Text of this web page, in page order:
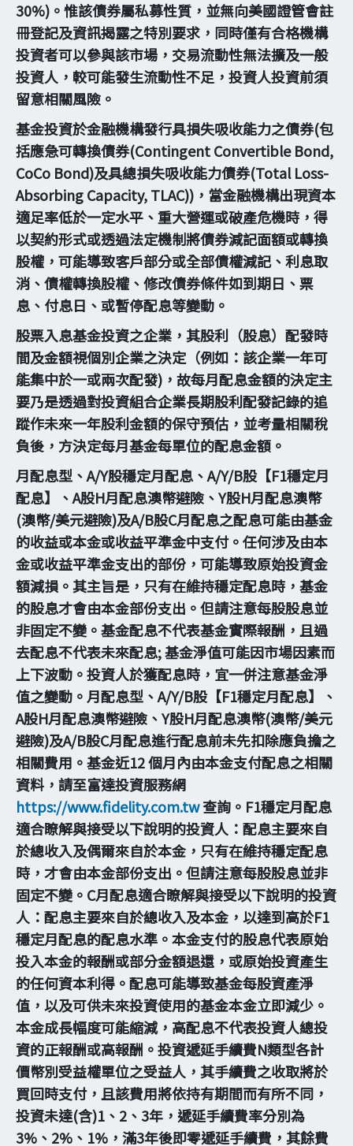
30%)。惟該債券屬私募性質，並無向美國證管會註
冊登記及資訊揭露之特別要求，同時僅有合格機構
投資者可以參與該市場，交易流動性無法擴及一般
投資人，較可能發生流動性不足，投資人投資前須
留意相關風險。
基金投資於金融機構發行具損失吸收能力之債券(包
括應急可轉換債券(Contingent Convertible Bond,
CoCo Bond)及具總損失吸收能力債券(Total Loss-
Absorbing Capacity, TLAC))，當金融機構出現資本
適足率低於一定水平、重大營運或破產危機時，得
以契約形式或透過法定機制將債券減記面額或轉換
股權，可能導致客戶部分或全部債權減記、利息取
消、債權轉換股權、修改債券條件如到期日、票
息、付息日、或暫停配息等變動。
股票入息基金投資之企業，其股利（股息）配發時
間及金額視個別企業之決定（例如：該企業一年可
能集中於一或兩次配發)，故每月配息金額的決定主
要乃是透過對投資組合企業長期股利配發記錄的追
蹤作未來一年股利金額的保守預估，並考量相關稅
負後，方決定每月基金每單位的配息金額。
月配息型、A/Y股穩定月配息、A/Y/B股【F1穩定月
配息】、A股H月配息澳幣避險、Y股H月配息澳幣
(澳幣/美元避險)及A/B股C月配息之配息可能由基金
的收益或本金或收益平準金中支付。任何涉及由本
金或收益平準金支出的部份，可能導致原始投資金
額減損。其主旨是，只有在維持穩定配息時，基金
的股息才會由本金部份支出。但請注意每股股息並
非固定不變。基金配息不代表基金實際報酬，且過
去配息不代表未來配息; 基金淨值可能因市場因素而
上下波動。投資人於獲配息時，宜一併注意基金淨
值之變動。月配息型、A/Y/B股【F1穩定月配息】、
A股H月配息澳幣避險、Y股H月配息澳幣(澳幣/美元
避險)及A/B股C月配息進行配息前未先扣除應負擔之
相關費用。基金近12 個月內由本金支付配息之相關
資料，請至富達投資服務網
https://www.fidelity.com.tw查詢。F1穩定月配息
適合瞭解與接受以下說明的投資人：配息主要來自
於總收入及偶爾來自於本金，只有在維持穩定配息
時，才會由本金部份支出。但請注意每股股息並非
固定不變。C月配息適合瞭解與接受以下說明的投資
人：配息主要來自於總收入及本金，以達到高於F1
穩定月配息的配息水準。本金支付的股息代表原始
投入本金的報酬或部分金額退還，或原始投資產生
的任何資本利得。配息可能導致基金每股資產淨
值，以及可供未來投資使用的基金本金立即減少。
本金成長幅度可能縮減，高配息不代表投資人總投
資的正報酬或高報酬。投資遞延手續費N類型各計
價幣別受益權單位之受益人，其手續費之收取將於
買回時支付，且該費用將依持有期間而有所不同，
投資未達(含)1、2、3年，遞延手續費率分別為
3%、2%、1%，滿3年後即零遞延手續費，其餘費